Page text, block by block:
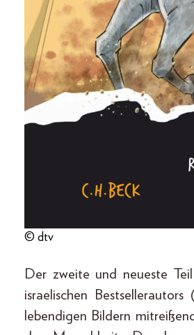
© dtv
Der zweite und neueste
israelischen
lebendigen Bildern